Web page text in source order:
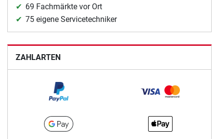
69 Fachmärkte vor Ort
75 eigene Servicetechniker
ZAHLARTEN